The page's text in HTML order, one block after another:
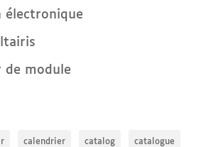
de module
calendrier catalog catalogue